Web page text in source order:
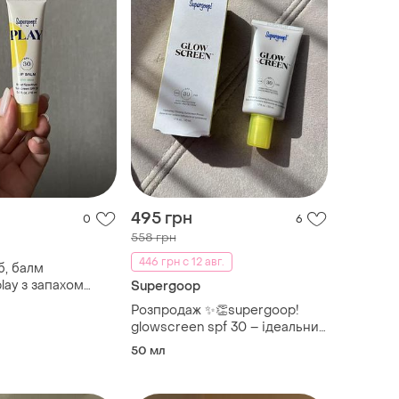
0
балм
з запахом
495 грн 6
558 грн
446 грн с 12 авг.
Supergoop
Розпродаж ✨👏supergoop!
glowscreen spf 30 – ідеальний
сонцезахисний праймер, 50
50 мл